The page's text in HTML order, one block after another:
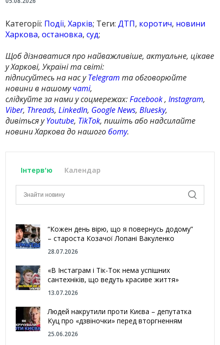
Категорії: Події,Харків; Теги:ДТП, коротич, новини
Харкова,остановка,суд;
Щоб дізнаватися про найважливіше, актуальне, цікаве
у Харкові, Україні та світі:
підписуйтесь на нас уTelegram та обговорюйте
новини в нашомучаті,
слідкуйте за нами у соцмережах:Facebook,Instagram,
Viber, Threads,LinkedIn, Google News,Bluesky,
дивіться уYoutube, TikTok, пишіть або надсилайте
новини Харкова до нашогоботу.
Інтерв'ю Календар
“Кожен день вірю, що я повернусь додому”
– староста Козачої Лопані Вакуленко
28.07.2026
«В Інстаграм і Тік-Ток нема успішних
сантехніків, що ведуть красиве життя»
13.07.2026
Людей накрутили проти Києва – депутатка
Куц про «дзвіночки» перед вторгненням
25.06.2026